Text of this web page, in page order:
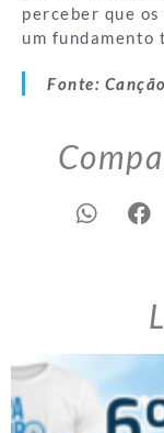
perceber que
um
Fonte: